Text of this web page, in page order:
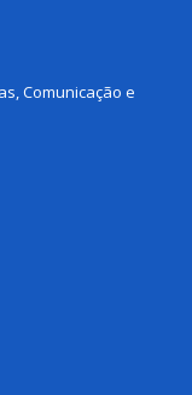
Comunicação e